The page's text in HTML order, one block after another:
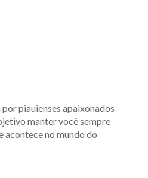
piauienses apaixonados
manter você sempre
acontece no mundo do